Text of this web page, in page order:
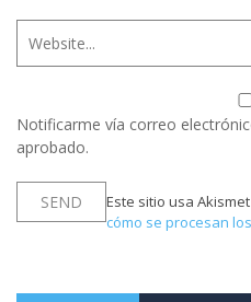
Notificarme vía correo
aprobado.
Este sitio usa
cómo se procesan